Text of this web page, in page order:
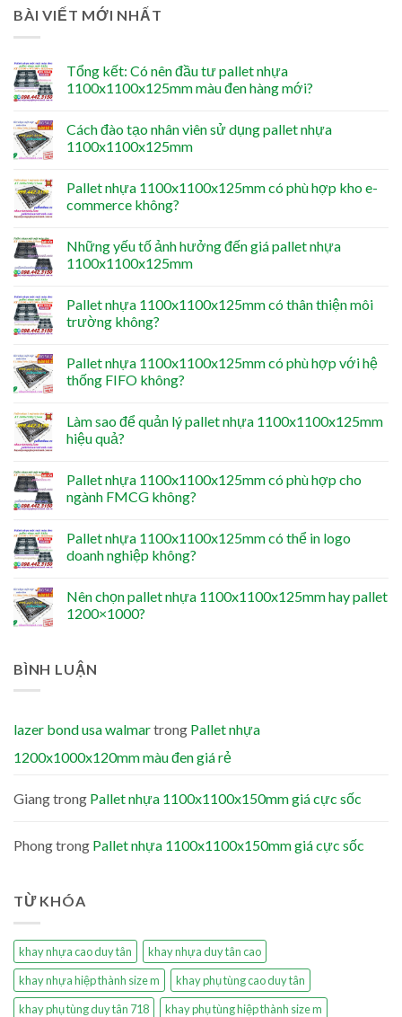
BÀI VIẾT MỚI NHẤT
Tổng kết: Có nên đầu tư pallet nhựa
1100x1100x125mm màu đen hàng mới?
Cách đào tạo nhân viên sử dụng pallet nhựa
1100x1100x125mm
Pallet nhựa 1100x1100x125mm có phù hợp kho e-
commerce không?
Những yếu tố ảnh hưởng đến giá pallet nhựa
1100x1100x125mm
Pallet nhựa 1100x1100x125mm có thân thiện môi
trường không?
Pallet nhựa 1100x1100x125mm có phù hợp với hệ
thống FIFO không?
Làm sao để quản lý pallet nhựa 1100x1100x125mm
hiệu quả?
Pallet nhựa 1100x1100x125mm có phù hợp cho
ngành FMCG không?
Pallet nhựa 1100x1100x125mm có thể in logo
doanh nghiệp không?
Nên chọn pallet nhựa 1100x1100x125mm hay pallet
1200×1000?
BÌNH LUẬN
lazer bond usa walmartrong Pallet nhựa
1200x1000x120mm màu đen giá rẻ
Giangtrong Pallet nhựa 1100x1100x150mm giá cực sốc
Phongtrong Pallet nhựa 1100x1100x150mm giá cực sốc
TỪ KHÓA
khay nhựa cao duy tân
khay nhựa duy tân cao
khay nhựa hiệp thành size m
khay phụ tùng cao duy tân
khay phụ tùng duy tân 718
khay phụ tùng hiệp thành size m